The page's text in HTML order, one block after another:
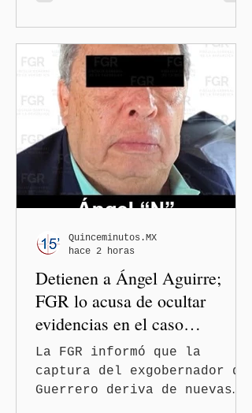
de Puebla (FGE) sostuvo una
reunión de trabajo con
organizaciones nacionales e
internacionales dedicadas a
la defensa de la libertad
de expresión y la
protección de periodistas.
Detienen a Ángel Aguirre;
FGR lo acusa de ocultar
evidencias en el caso
Ayotzinapa
La FGR informó que la
captura del exgobernador de
Guerrero deriva de nuevas
Quinceminutos.MX
hace 2 horas